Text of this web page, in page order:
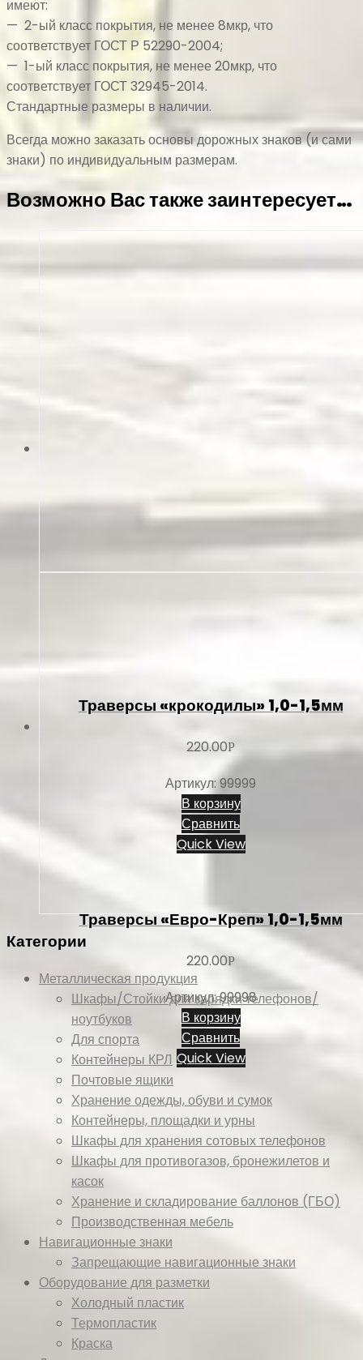
имеют:
— 2-ый класс покрытия, не менее 8мкр, что
соответствует ГОСТ Р 52290-2004;
— 1-ый класс покрытия, не менее 20мкр, что
соответствует ГОСТ 32945-2014.
Стандартные размеры в наличии.
Всегда можно заказать основы дорожных знаков (и сами
знаки) по индивидуальным размерам.
Возможно Вас также заинтересует…
Траверсы «крокодилы» 1,0-1,5мм
220.00Р
Артикул: 99999
В корзину
Сравнить
Quick View
Траверсы «Евро-Креп» 1,0-1,5мм
220.00Р
Артикул: 99998
В корзину
Сравнить
Quick View
Категории
Металлическая продукция
Шкафы/Стойки для зарядки телефонов/
ноутбуков
Для спорта
Контейнеры КРЛ
Почтовые ящики
Хранение одежды, обуви и сумок
Контейнеры, площадки и урны
Шкафы для хранения сотовых телефонов
Шкафы для противогазов, бронежилетов и
касок
Хранение и складирование баллонов (ГБО)
Производственная мебель
Навигационные знаки
Запрещающие навигационные знаки
Оборудование для разметки
Холодный пластик
Термопластик
Краска